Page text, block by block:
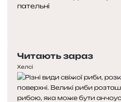
пательні
р
е
д
н
я
т
у
п
н
а
Читають зараз
Хелсі